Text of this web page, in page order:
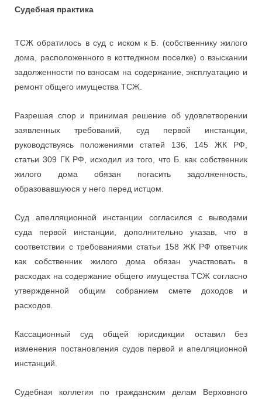
Судебная практика
ТСЖ обратилось в суд с иском к Б. (собственнику жилого
дома, расположенного в коттеджном поселке) о взыскании
задолженности по взносам на содержание, эксплуатацию и
ремонт общего имущества ТСЖ.
Разрешая спор и принимая решение об удовлетворении
заявленных требований, суд первой инстанции,
руководствуясь положениями статей 136, 145 ЖК РФ,
статьи 309 ГК РФ, исходил из того, что Б. как собственник
жилого дома обязан погасить задолженность,
образовавшуюся у него перед истцом.
Суд апелляционной инстанции согласился с выводами
суда первой инстанции, дополнительно указав, что в
соответствии с требованиями статьи 158 ЖК РФ ответчик
как собственник жилого дома обязан участвовать в
расходах на содержание общего имущества ТСЖ согласно
утвержденной общим собранием смете доходов и
расходов.
Кассационный суд общей юрисдикции оставил без
изменения постановления судов первой и апелляционной
инстанций.
Судебная коллегия по гражданским делам Верховного